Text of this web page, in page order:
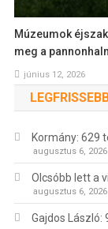
Múzeumok
meg a
június 12, 2026
Kormány: 629
augusztus 6, 2026
Olcsóbb lett a
augusztus 6, 2026
Gajdos